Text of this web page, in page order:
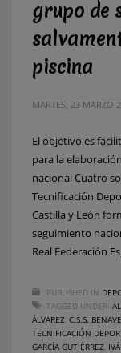
grupo de
piscina
MARTES, 23 MARZO
El objetivo es
para la
nacional Cuatro
Tecnificación
Castilla y León
seguimiento
Real Federación
PUBLISHED IN
TAGGED UNDER:
ÁLVAREZ C.S.S.
TECNIFICACIÓN
GARCÍA GUTIÉRREZ